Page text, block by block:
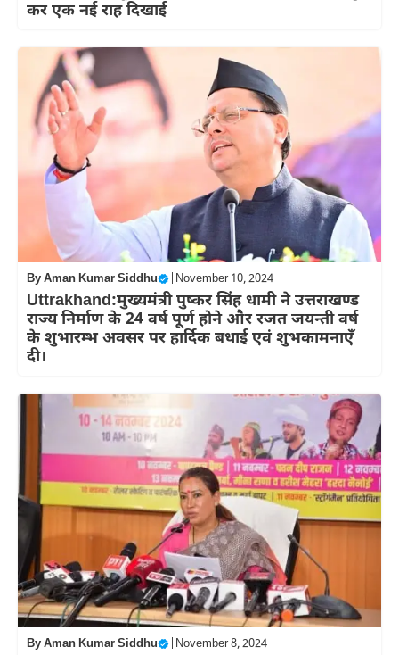
कर एक नई राह दिखाई
ByAman Kumar Siddhu November 10, 2024
Uttrakhand:मुख्यमंत्री पुष्कर सिंह धामी ने उत्तराखण्ड
राज्य निर्माण के 24 वर्ष पूर्ण होने और रजत जयन्ती वर्ष
के शुभारम्भ अवसर पर हार्दिक बधाई एवं शुभकामनाएँ
दी।
ByAman Kumar Siddhu November 8, 2024